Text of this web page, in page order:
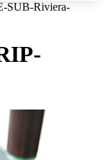
SUB-Riviera-